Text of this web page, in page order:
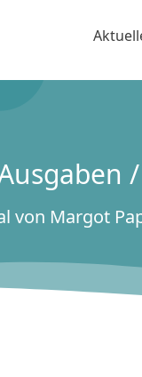
von Margot